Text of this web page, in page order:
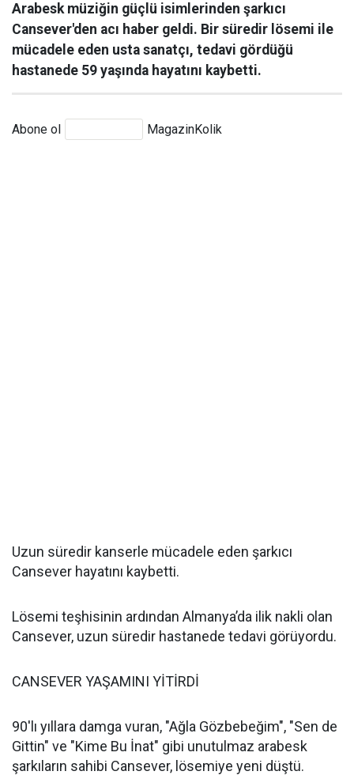
Arabesk müziğin güçlü isimlerinden şarkıcı
Cansever'den acı haber geldi. Bir süredir lösemi ile
mücadele eden usta sanatçı, tedavi gördüğü
hastanede 59 yaşında hayatını kaybetti.
Abone ol MagazinKolik
Uzun süredir kanserle mücadele eden şarkıcı
Cansever hayatını kaybetti.
Lösemi teşhisinin ardından Almanya’da ilik nakli olan
Cansever, uzun süredir hastanede tedavi görüyordu.
CANSEVER YAŞAMINI YİTİRDİ
90'lı yıllara damga vuran, "Ağla Gözbebeğim", "Sen de
Gittin" ve "Kime Bu İnat" gibi unutulmaz arabesk
şarkıların sahibi Cansever, lösemiye yeni düştü.